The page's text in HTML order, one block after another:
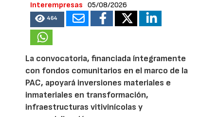
Interempresas
05/08/2026
464
La convocatoria, financiada íntegramente
con fondos comunitarios en el marco de la
PAC, apoyará inversiones materiales e
inmateriales en transformación,
infraestructuras vitivinícolas y